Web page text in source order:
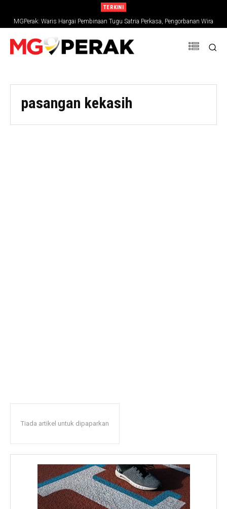
TERKINI
MGPerak: Waris Hargai Pembinaan Tugu Satria Perkasa, Pengorbanan Wira
Negara Terus Dikenang
pasangan kekasih
Tiada artikel untuk dipaparkan